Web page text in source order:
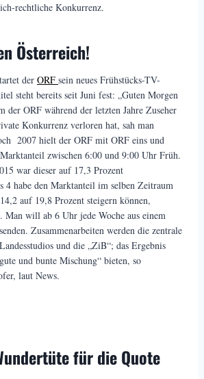
rechtliche Konkurrenz.
Österreich!
der ORF sein neues Frühstücks-TV-
steht bereits seit Juni fest: „Guten Morgen
der ORF während der letzten Jahre Zuseher
Konkurrenz verloren hat, sah man
2007 hielt der ORF mit ORF eins und
zwischen 6:00 und 9:00 Uhr Früh.
war dieser auf 17,3 Prozent
4 habe den Marktanteil im selben Zeitraum
auf 19,8 Prozent steigern können,
Man will ab 6 Uhr jede Woche aus einem
Zusammenarbeiten werden die zentrale
und die „ZiB“; das Ergebnis
und bunte Mischung“ bieten, so
laut News.
für die Quote